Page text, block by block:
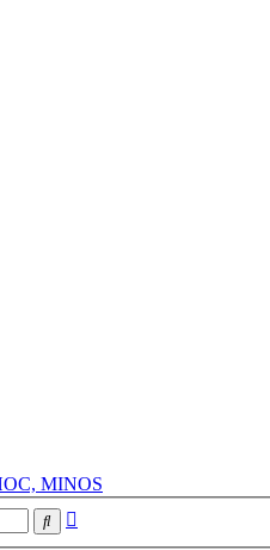
MINOS
Поиск